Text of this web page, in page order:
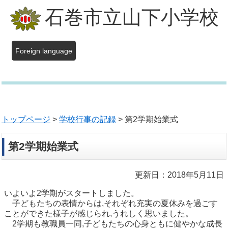
石巻市立山下小学校
Foreign language
トップページ > 学校行事の記録 > 第2学期始業式
第2学期始業式
更新日：2018年5月11日
いよいよ2学期がスタートしました。
子どもたちの表情からは,それぞれ充実の夏休みを過ごす
ことができた様子が感じられ,うれしく思いました。
2学期も教職員一同,子どもたちの心身ともに健やかな成長